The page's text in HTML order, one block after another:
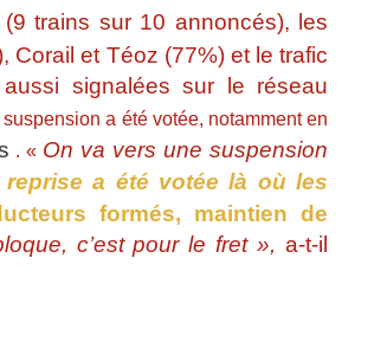
trains sur 10 annoncés), les
Corail et Téoz (77%) et le trafic
signalées sur le réseau
a été votée, notamment en
. « On va vers une suspension
reprise a été votée là où les
formés, maintien de
c’est pour le fret », a-t-il